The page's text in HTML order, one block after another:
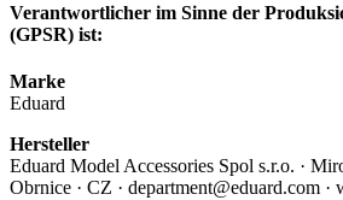
Verantwortlicher im Sinne der
(GPSR) ist:
Marke
Eduard
Hersteller
Eduard Model Accessories Spol s.r.o. ·
Obrnice · CZ · department@eduard.com ·